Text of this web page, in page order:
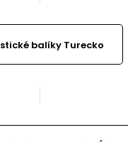
balíky Turecko